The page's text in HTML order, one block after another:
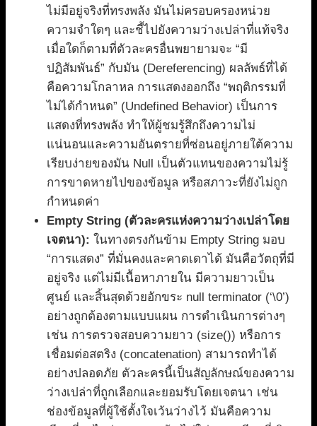
ไม่มีอยู่จริงที่ทรงพลัง มันไม่ครอบครองหน่วย
ความจำใดๆ และชี้ไปยังความว่างเปล่าที่แท้จริง
เมื่อใดก็ตามที่ตัวละครอื่นพยายามจะ “มี
ปฏิสัมพันธ์” กับมัน (Dereferencing) ผลลัพธ์ที่ได้
คือความโกลาหล การแสดงออกถึง “พฤติกรรมที่
ไม่ได้กำหนด” (Undefined Behavior) เป็นการ
แสดงที่ทรงพลัง ทำให้ผู้ชมรู้สึกถึงความไม่
แน่นอนและความอันตรายที่ซ่อนอยู่ภายใต้ความ
เรียบง่ายของมัน Null เป็นตัวแทนของความไม่รู้
การขาดหายไปของข้อมูล หรือสภาวะที่ยังไม่ถูก
กำหนดค่า
Empty String (ตัวละครแห่งความว่างเปล่าโดย
เจตนา): ในทางตรงกันข้าม Empty String มอบ
“การแสดง” ที่มั่นคงและคาดเดาได้ มันคือวัตถุที่มี
อยู่จริง แต่ไม่มีเนื้อหาภายใน มีความยาวเป็น
ศูนย์ และสิ้นสุดด้วยอักขระ null terminator (‘\0’)
อย่างถูกต้องตามแบบแผน การดำเนินการต่างๆ
เช่น การตรวจสอบความยาว (size()) หรือการ
เชื่อมต่อสตริง (concatenation) สามารถทำได้
อย่างปลอดภัย ตัวละครนี้เป็นสัญลักษณ์ของความ
ว่างเปล่าที่ถูกเลือกและยอมรับโดยเจตนา เช่น
ช่องข้อมูลที่ผู้ใช้ตั้งใจเว้นว่างไว้ มันคือความ